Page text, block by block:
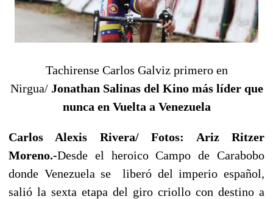
Tachirense Carlos Galviz primero en
Nirgua/ Jonathan Salinas del Kino más líder que
nunca en Vuelta a Venezuela
Carlos Alexis Rivera/Fotos: Ariz Ritzer
Moreno.-Desde el heroico Campo de Carabobo
donde Venezuela se liberó del imperio español,
salió la sexta etapa del giro criollo con destino a